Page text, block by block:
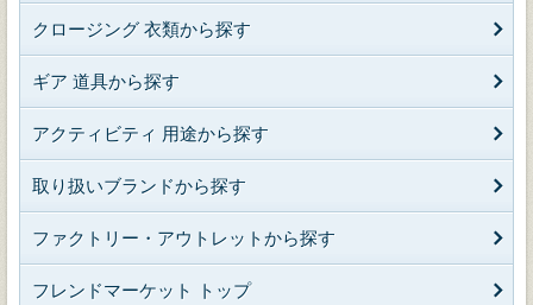
クロージング 衣類から探す
ギア 道具から探す
アクティビティ 用途から探す
取り扱いブランドから探す
ファクトリー・アウトレットから探す
フレンドマーケット トップ